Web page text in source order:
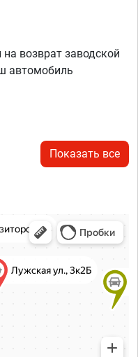
возврат заводской
автомобиль
Показать все